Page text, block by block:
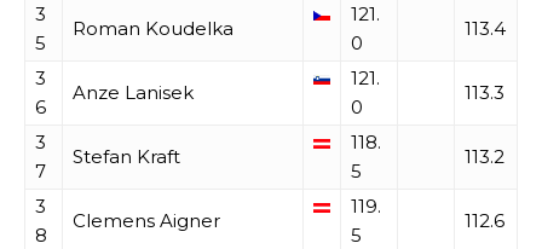
3
5
Roman Koudelka
121.
0
113.4
3
6
Anze Lanisek
121.
0
113.3
3
7
Stefan Kraft
118.
5
113.2
3
8
Clemens Aigner
119.
5
112.6